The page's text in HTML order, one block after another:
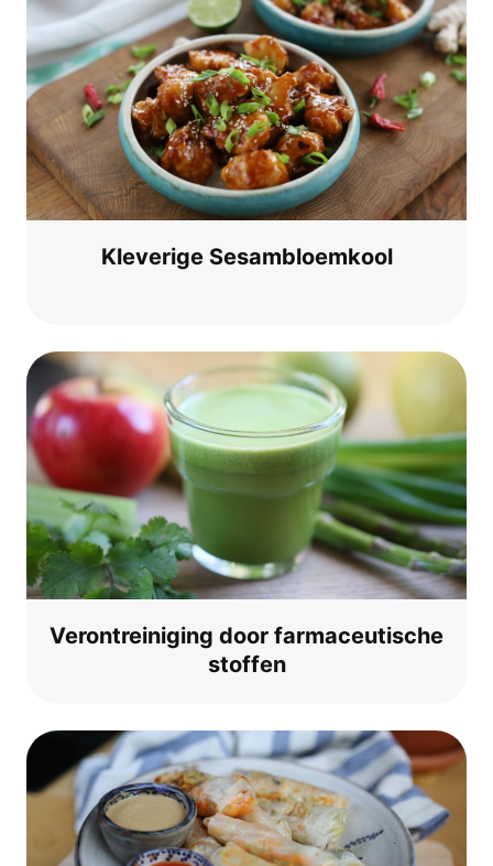
Kle­ve­ri­ge Sesambloemkool
Veront­rei­ni­ging door farm­aceu­ti­sche
stoffen